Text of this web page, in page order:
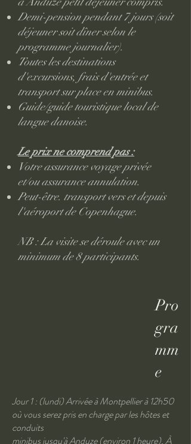
Demi-pension pendant 7 jours (soit
déjeuner soit dîner selon le
programme journalier).
Toutes les destinations
d'excursions, frais d'entrée et
transport sur place en minibus.
Guide/guide touristique local de
langue danoise.
Le prix ne comprend pas :
Votre assurance voyage privée
et/ou assurance annulation.
Peut-être. transport vers et depuis
l'aéroport de Copenhague.
NB : La visite se déroule avec un
minimum de 8 participants.
Pro
gra
mm
e
Jour 1 : (lundi) Arrivée à Montpellier à 12h50
où vous serez pris en charge par les hôtes et
conduits
minibus jusqu'à Anduze (environ 1 heure). À